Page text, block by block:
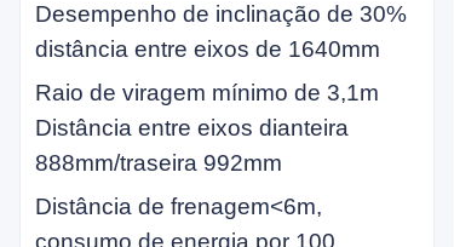
Desempenho de inclinação de 30%
distância entre eixos de 1640mm
Raio de viragem mínimo de 3,1m
Distância entre eixos dianteira
888mm/traseira 992mm
Distância de frenagem<6m,
consumo de energia por 100